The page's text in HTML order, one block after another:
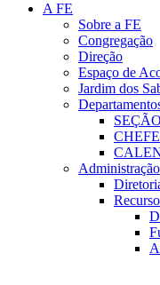
A FE
Sobre a FE
Congregação
Direção
Espaço de
Jardim dos
Administração